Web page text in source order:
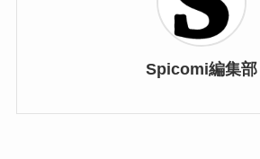
Spicomi編集部